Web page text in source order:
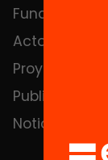
Fundación
Actos
Proyectos
Noticias